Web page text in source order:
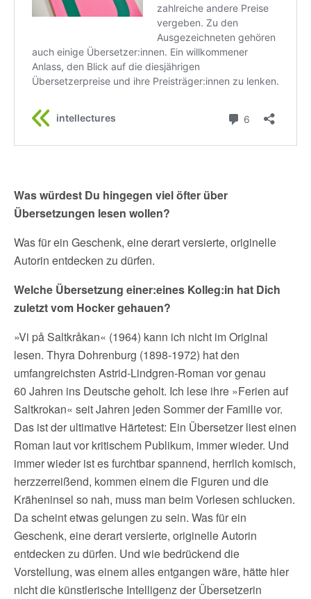
Was würdest Du hingegen viel öfter über
Übersetzungen lesen wollen?
Was für ein Geschenk, eine derart versierte, originelle
Autorin entdecken zu dürfen.
Welche Übersetzung einer:eines Kolleg:in hat Dich
zuletzt vom Hocker gehauen?
»Vi på Saltkråkan« (1964) kann ich nicht im Original
lesen. Thyra Dohrenburg (1898-1972) hat den
umfangreichsten Astrid-Lindgren-Roman vor genau
60 Jahren ins Deutsche geholt. Ich lese ihre »Ferien auf
Saltkrokan« seit Jahren jeden Sommer der Familie vor.
Das ist der ultimative Härtetest: Ein Übersetzer liest einen
Roman laut vor kritischem Publikum, immer wieder. Und
immer wieder ist es furchtbar spannend, herrlich komisch,
herzzerreißend, kommen einem die Figuren und die
Kräheninsel so nah, muss man beim Vorlesen schlucken.
Da scheint etwas gelungen zu sein. Was für ein
Geschenk, eine derart versierte, originelle Autorin
entdecken zu dürfen. Und wie bedrückend die
Vorstellung, was einem alles entgangen wäre, hätte hier
nicht die künstlerische Intelligenz der Übersetzerin